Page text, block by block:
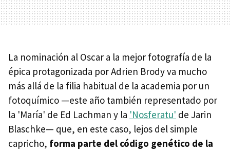
La nominación al Oscar a la mejor fotografía de la
épica protagonizada por Adrien Brody va mucho
más allá de la filia habitual de la academia por un
fotoquímico —este año también representado por
la 'María' de Ed Lachman y la 'Nosferatu' de Jarin
Blaschke— que, en este caso, lejos del simple
capricho, forma parte del código genético de la